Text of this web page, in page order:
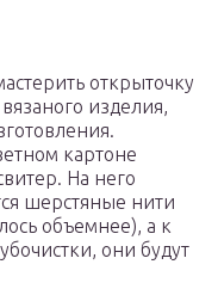
открыточку
изделия,
картоне
На него
шерстяные нити
объемнее), а к
они будут